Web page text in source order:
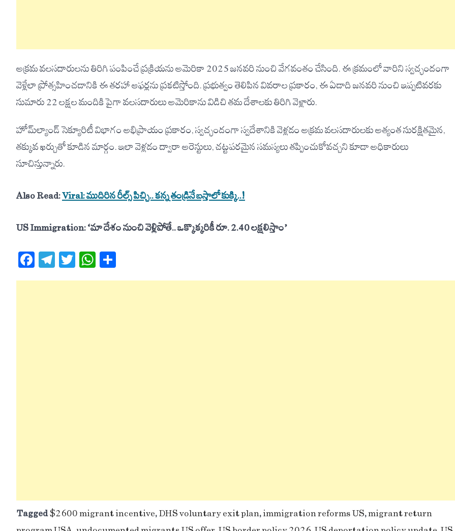
అక్రమ వలసదారులను తిరిగి పంపించే ప్రక్రియను అమెరికా 2025 జనవరి నుంచి వేగవంతం చేసింది. ఈ క్రమంలో వారిని స్వచ్ఛందంగా
వెళ్లేలా ప్రోత్సహించడానికి ఈ తరహా ఆఫర్లను ప్రకటిస్తోంది. ప్రభుత్వం తెలిపిన వివరాల ప్రకారం, ఈ ఏడాది జనవరి నుంచి ఇప్పటివరకు
సుమారు 22 లక్షల మందికి పైగా వలసదారులు అమెరికాను విడిచి తమ దేశాలకు తిరిగి వెళ్లారు.
హోమ్‌ల్యాండ్ సెక్యూరిటీ విభాగం అభిప్రాయం ప్రకారం, స్వచ్ఛందంగా స్వదేశానికి వెళ్లడం అక్రమ వలసదారులకు అత్యంత సురక్షితమైన,
తక్కువ ఖర్చుతో కూడిన మార్గం. ఇలా వెళ్లడం ద్వారా అరెస్టులు, చట్టపరమైన సమస్యలు తప్పించుకోవచ్చని కూడా అధికారులు
సూచిస్తున్నారు.
Also Read:Viral: ముదిరిన రీల్స్ పిచ్చి.. కన్న తండ్రినే బస్తాలో కుక్కి..!
US Immigration: ‘మా దేశం నుంచి వెళ్లిపోతే.. ఒక్కొక్కరికీ రూ. 2.40 లక్షలిస్తాం’
Facebook
Telegram
TwitterWhatsApp
Tagged$2600 migrant incentive,DHS voluntary exit plan,immigration reforms US,migrant return